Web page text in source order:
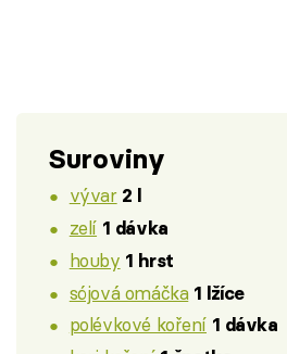
Suroviny
vývar 2 l
zelí 1 dávka
houby 1 hrst
sójová omáčka 1 lžíce
polévkové koření 1 dávka